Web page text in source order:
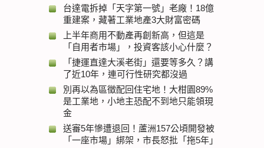
台達電拆掉「天字第一號」老廠！18億
重建案，藏著工業地產3大財富密碼
上半年商用不動產再創新高，但這是
「自用者市場」，投資客該小心什麼？
「捷運直達大溪老街」還要等多久？講
了近10年，連可行性研究都沒過
別再以為區徵配回住宅地！大柑園89%
是工業地，小地主恐配不到地只能領現
金
送審5年慘遭退回！蘆洲157公頃開發被
「一座市場」綁架，市長怒批「拖5年」